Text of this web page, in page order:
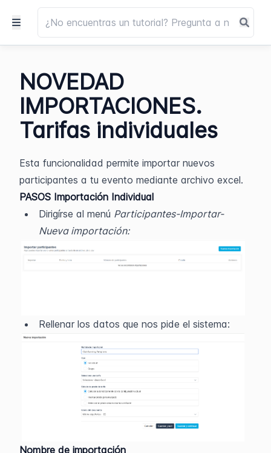
NOVEDAD
IMPORTACIONES.
Tarifas individuales
Esta funcionalidad permite importar nuevos
participantes a tu evento mediante archivo excel.
PASOS Importación Individual
Dirigírse al menú Participantes-Importar-
Nueva importación:
Rellenar los datos que nos pide el sistema:
Nombre de importación